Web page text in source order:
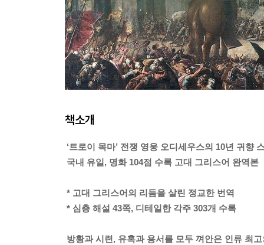
책소개
‘트로이 목마’ 전쟁 영웅 오디세우스의 10년 귀향
국내 유일, 명화 104점 수록 고대 그리스어 완역본
* 고대 그리스어의 리듬을 살린 정교한 번역
* 심층 해설 43쪽, 디테일한 각주 303개 수록
방황과 시련, 유혹과 용서를 모두 껴안은 인류 최